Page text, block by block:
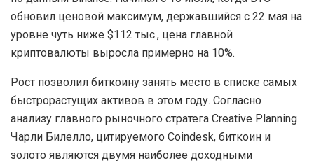
обновил ценовой максимум, державшийся с 22 мая на
уровне чуть ниже $112 тыс., цена главной
криптовалюты выросла примерно на 10%.
Рост позволил биткоину занять место в списке самых
быстрорастущих активов в этом году. Согласно
анализу главного рыночного стратега Creative Planning
Чарли Билелло, цитируемого Coindesk, биткоин и
золото являются двумя наиболее доходными